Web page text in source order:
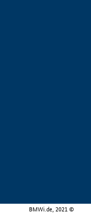
BMWi.de, 2021 ©